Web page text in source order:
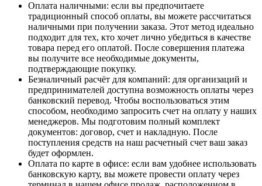
Оплата наличными: если вы предпочитаете
традиционный способ оплаты, вы можете рассчитаться
наличными при получении заказа. Этот метод идеально
подходит для тех, кто хочет лично убедиться в качестве
товара перед его оплатой. После совершения платежа
вы получите все необходимые документы,
подтверждающие покупку.
Безналичный расчёт для компаний: для организаций и
предпринимателей доступна возможность оплаты через
банковский перевод. Чтобы воспользоваться этим
способом, необходимо запросить счет на оплату у наших
менеджеров. Мы подготовим полный комплект
документов: договор, счет и накладную. После
поступления средств на наш расчетный счет ваш заказ
будет оформлен.
Оплата по карте в офисе: если вам удобнее использовать
банковскую карту, вы можете провести оплату через